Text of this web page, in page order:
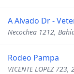
A Alvado Dr -
Necochea 1212,
Rodeo Pampa
VICENTE LOPEZ